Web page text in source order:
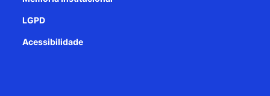
LGPD
Acessibilidade